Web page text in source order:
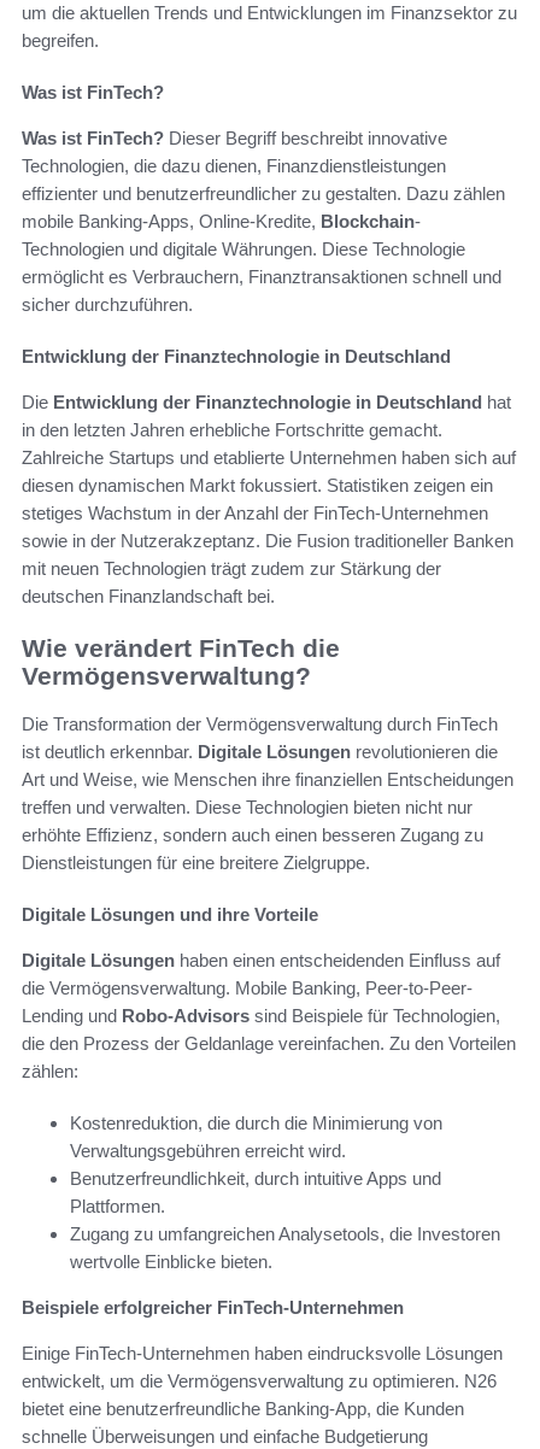
um die aktuellen Trends und Entwicklungen im Finanzsektor zu
begreifen.
Was ist FinTech?
Was ist FinTech? Dieser Begriff beschreibt innovative
Technologien, die dazu dienen, Finanzdienstleistungen
effizienter und benutzerfreundlicher zu gestalten. Dazu zählen
mobile Banking-Apps, Online-Kredite, Blockchain-
Technologien und digitale Währungen. Diese Technologie
ermöglicht es Verbrauchern, Finanztransaktionen schnell und
sicher durchzuführen.
Entwicklung der Finanztechnologie in Deutschland
Die Entwicklung der Finanztechnologie in Deutschland hat
in den letzten Jahren erhebliche Fortschritte gemacht.
Zahlreiche Startups und etablierte Unternehmen haben sich auf
diesen dynamischen Markt fokussiert. Statistiken zeigen ein
stetiges Wachstum in der Anzahl der FinTech-Unternehmen
sowie in der Nutzerakzeptanz. Die Fusion traditioneller Banken
mit neuen Technologien trägt zudem zur Stärkung der
deutschen Finanzlandschaft bei.
Wie verändert FinTech die
Vermögensverwaltung?
Die Transformation der Vermögensverwaltung durch FinTech
ist deutlich erkennbar. Digitale Lösungen revolutionieren die
Art und Weise, wie Menschen ihre finanziellen Entscheidungen
treffen und verwalten. Diese Technologien bieten nicht nur
erhöhte Effizienz, sondern auch einen besseren Zugang zu
Dienstleistungen für eine breitere Zielgruppe.
Digitale Lösungen und ihre Vorteile
Digitale Lösungen haben einen entscheidenden Einfluss auf
die Vermögensverwaltung. Mobile Banking, Peer-to-Peer-
Lending und Robo-Advisors sind Beispiele für Technologien,
die den Prozess der Geldanlage vereinfachen. Zu den Vorteilen
zählen:
Kostenreduktion, die durch die Minimierung von
Verwaltungsgebühren erreicht wird.
Benutzerfreundlichkeit, durch intuitive Apps und
Plattformen.
Zugang zu umfangreichen Analysetools, die Investoren
wertvolle Einblicke bieten.
Beispiele erfolgreicher FinTech-Unternehmen
Einige FinTech-Unternehmen haben eindrucksvolle Lösungen
entwickelt, um die Vermögensverwaltung zu optimieren. N26
bietet eine benutzerfreundliche Banking-App, die Kunden
schnelle Überweisungen und einfache Budgetierung